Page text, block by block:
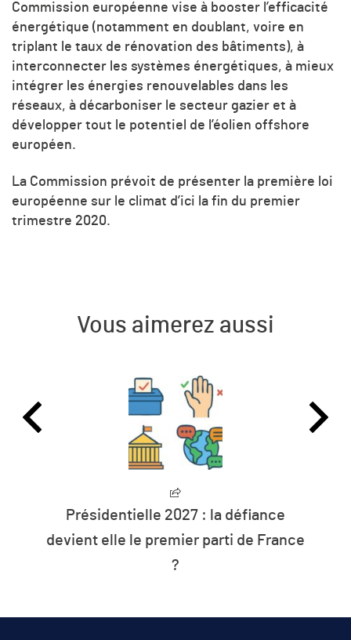
Commission européenne vise à booster l’efficacité
énergétique (notamment en doublant, voire en
triplant le taux de rénovation des bâtiments), à
interconnecter les systèmes énergétiques, à mieux
intégrer les énergies renouvelables dans les
réseaux, à décarboniser le secteur gazier et à
développer tout le potentiel de l’éolien offshore
européen.
La Commission prévoit de présenter la première loi
européenne sur le climat d’ici la fin du premier
trimestre 2020.
Vous aimerez aussi
France
L’humanité vit désormais à
les ressources de la